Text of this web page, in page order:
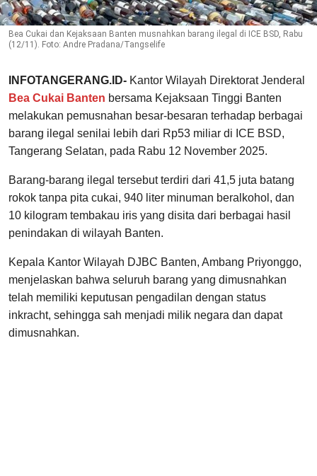
Bea Cukai dan Kejaksaan Banten musnahkan barang ilegal di ICE BSD, Rabu
(12/11). Foto: Andre Pradana/Tangselife
INFOTANGERANG.ID- Kantor Wilayah Direktorat Jenderal
Bea Cukai Banten bersama Kejaksaan Tinggi Banten
melakukan pemusnahan besar-besaran terhadap berbagai
barang ilegal senilai lebih dari Rp53 miliar di ICE BSD,
Tangerang Selatan, pada Rabu 12 November 2025.
Barang-barang ilegal tersebut terdiri dari 41,5 juta batang
rokok tanpa pita cukai, 940 liter minuman beralkohol, dan
10 kilogram tembakau iris yang disita dari berbagai hasil
penindakan di wilayah Banten.
Kepala Kantor Wilayah DJBC Banten, Ambang Priyonggo,
menjelaskan bahwa seluruh barang yang dimusnahkan
telah memiliki keputusan pengadilan dengan status
inkracht, sehingga sah menjadi milik negara dan dapat
dimusnahkan.